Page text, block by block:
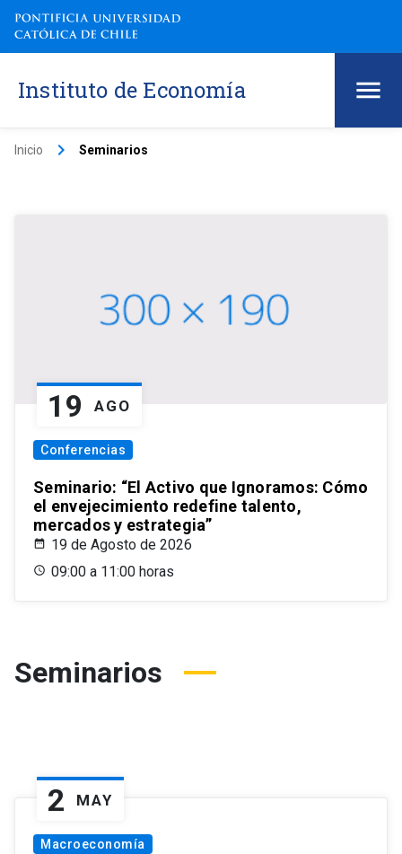
Instituto de Economía
Inicio keyboard_arrow_right Seminarios
19 AGO
Conferencias
Seminario: “El Activo que Ignoramos: Cómo
el envejecimiento redefine talento,
mercados y estrategia”
19 de Agosto de 2026
09:00 a 11:00 horas
Seminarios
2 MAY
Macroeconomía